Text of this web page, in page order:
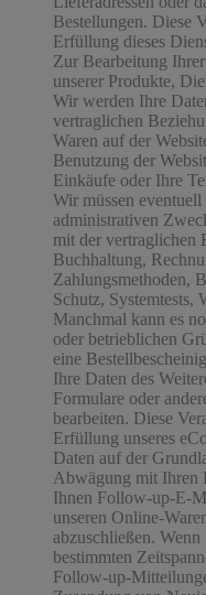
Bestellungen. Diese
Erfüllung dieses
Zur Bearbeitung
unserer Produkte,
Wir werden Ihre
vertraglichen
Waren auf der
Benutzung der
Einkäufe oder Ihre
Wir müssen
administrativen
mit der vertraglichen
Buchhaltung,
Zahlungsmethoden,
Schutz, Systemtests,
Manchmal kann es
oder betrieblichen
eine
Ihre Daten des
Formulare oder
bearbeiten. Diese
Erfüllung unseres
Daten auf der
Abwägung mit Ihren
Ihnen Follow-up-E-
unseren Online-
abzuschließen.
bestimmten
Follow-up-